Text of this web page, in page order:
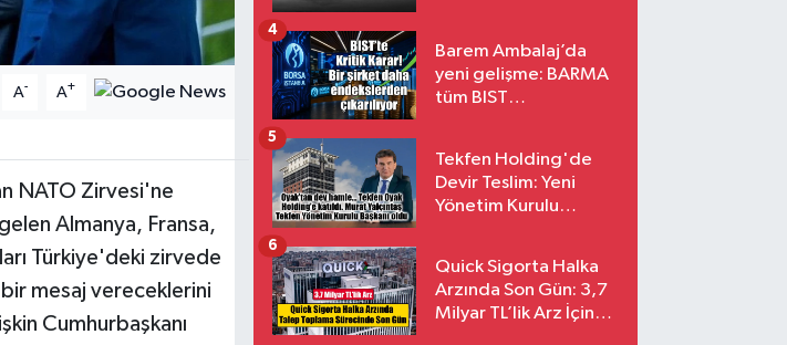
A- A+
NATO Zirvesi'ne
Almanya, Fransa,
Türkiye'deki zirvede
mesaj vereceklerini
Cumhurbaşkanı
Barem Ambalaj’da
yeni gelişme: BARMA
tüm BIST
4
Tekfen Holding'de
Devir Teslim: Yeni
Yönetim Kurulu
5
Quick Sigorta Halka
Arzında Son Gün: 3,7
Milyar TL’lik Arz İçin
6